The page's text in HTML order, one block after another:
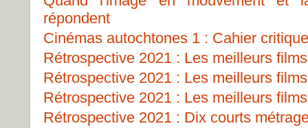
répondent
Cinémas autochtones 1 : Cahier critique
Rétrospective 2021 : Les meilleurs
Rétrospective 2021 : Les meilleurs
Rétrospective 2021 : Les meilleurs
Rétrospective 2021 : Dix courts